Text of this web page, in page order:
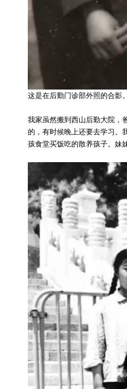
这是在后勤门诊部外照的合影
我家虽然搬到西山后勤大院，
的，有时候晚上还要去学习。
孩食堂买饭吃的散养孩子。妹